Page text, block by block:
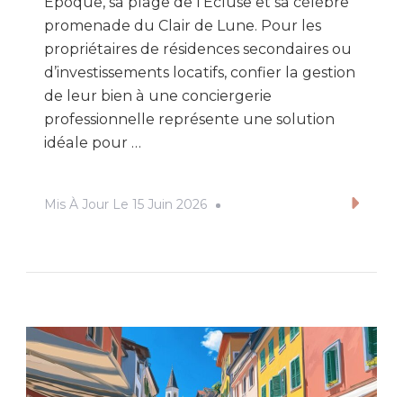
promenade du Clair de Lune. Pour les
propriétaires de résidences secondaires ou
d’investissements locatifs, confier la gestion
de leur bien à une conciergerie
professionnelle représente une solution
idéale pour …
Mis À Jour Le 15 Juin 2026